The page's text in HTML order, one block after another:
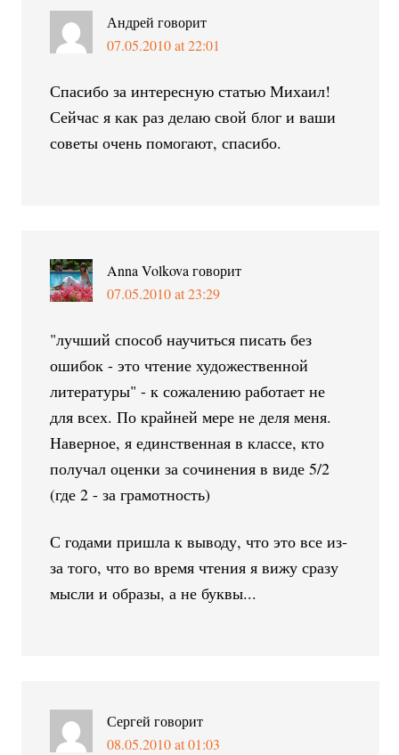
Андрей говорит
07.05.2010 at 22:01
Спасибо за интересную статью Михаил!
Сейчас я как раз делаю свой блог и ваши
советы очень помогают, спасибо.
Anna Volkova говорит
07.05.2010 at 23:29
"лучший способ научиться писать без
ошибок - это чтение художественной
литературы" - к сожалению работает не
для всех. По крайней мере не деля меня.
Наверное, я единственная в классе, кто
получал оценки за сочинения в виде 5/2
(где 2 - за грамотность)
С годами пришла к выводу, что это все из-
за того, что во время чтения я вижу сразу
мысли и образы, а не буквы...
Сергей говорит
08.05.2010 at 01:03